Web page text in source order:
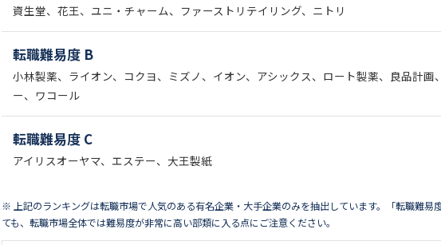
資生堂、花王、ユニ・チャーム、ファーストリテイリング、ニトリ
転職難易度 B
小林製薬、ライオン、コクヨ、ミズノ、イオン、アシックス、ロート製薬、良品計画
ー、ワコール
転職難易度 C
アイリスオーヤマ、エステー、大王製紙
※ 上記のランキングは転職市場で人気のある有名企業・大手企業のみを抽出しています。「転職難易
ても、転職市場全体では難易度が非常に高い部類に入る点にご注意ください。